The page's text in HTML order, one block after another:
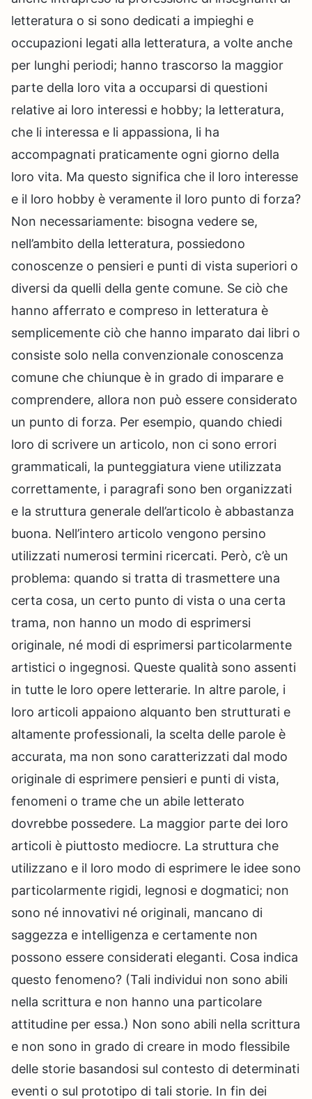
letteratura o si sono dedicati a impieghi e
occupazioni legati alla letteratura, a volte anche
per lunghi periodi; hanno trascorso la maggior
parte della loro vita a occuparsi di questioni
relative ai loro interessi e hobby; la letteratura,
che li interessa e li appassiona, li ha
accompagnati praticamente ogni giorno della
loro vita. Ma questo significa che il loro interesse
e il loro hobby è veramente il loro punto di forza?
Non necessariamente: bisogna vedere se,
nell’ambito della letteratura, possiedono
conoscenze o pensieri e punti di vista superiori o
diversi da quelli della gente comune. Se ciò che
hanno afferrato e compreso in letteratura è
semplicemente ciò che hanno imparato dai libri o
consiste solo nella convenzionale conoscenza
comune che chiunque è in grado di imparare e
comprendere, allora non può essere considerato
un punto di forza. Per esempio, quando chiedi
loro di scrivere un articolo, non ci sono errori
grammaticali, la punteggiatura viene utilizzata
correttamente, i paragrafi sono ben organizzati
e la struttura generale dell’articolo è abbastanza
buona. Nell’intero articolo vengono persino
utilizzati numerosi termini ricercati. Però, c’è un
problema: quando si tratta di trasmettere una
certa cosa, un certo punto di vista o una certa
trama, non hanno un modo di esprimersi
originale, né modi di esprimersi particolarmente
artistici o ingegnosi. Queste qualità sono assenti
in tutte le loro opere letterarie. In altre parole, i
loro articoli appaiono alquanto ben strutturati e
altamente professionali, la scelta delle parole è
accurata, ma non sono caratterizzati dal modo
originale di esprimere pensieri e punti di vista,
fenomeni o trame che un abile letterato
dovrebbe possedere. La maggior parte dei loro
articoli è piuttosto mediocre. La struttura che
utilizzano e il loro modo di esprimere le idee sono
particolarmente rigidi, legnosi e dogmatici; non
sono né innovativi né originali, mancano di
saggezza e intelligenza e certamente non
possono essere considerati eleganti. Cosa indica
questo fenomeno? (Tali individui non sono abili
nella scrittura e non hanno una particolare
attitudine per essa.) Non sono abili nella scrittura
e non sono in grado di creare in modo flessibile
delle storie basandosi sul contesto di determinati
eventi o sul prototipo di tali storie. In fin dei